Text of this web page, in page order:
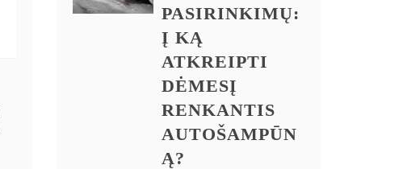
PASIRINKIMŲ:
Į KĄ
ATKREIPTI
DĖMESĮ
RENKANTIS
AUTOŠAMPŪN
Ą?